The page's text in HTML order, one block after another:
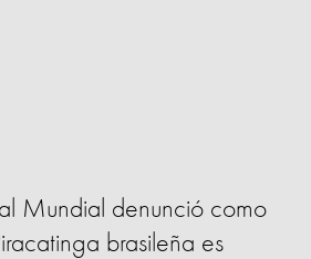
Mundial denunció como
brasileña es